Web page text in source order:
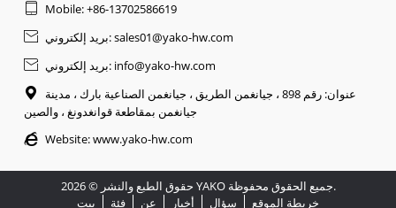
 Mobile: +86-13702586619
 بريد إلكتروني: sales01@yako-hw.com
 بريد إلكتروني: info@yako-hw.com

عنوان: رقم 898 ، جيانغمن الطريق ، جيانغمن الصناعية بارك ، مدينة
جيانغمن بمقاطعة قوانغدونغ ، والصين
 Website:www.yako-hw.com
حقوق الطبع والنشر © 2026 YAKO جميع الحقوق محفوظة.
بيت
فئة عن أخبار سؤال خريطة الموقع